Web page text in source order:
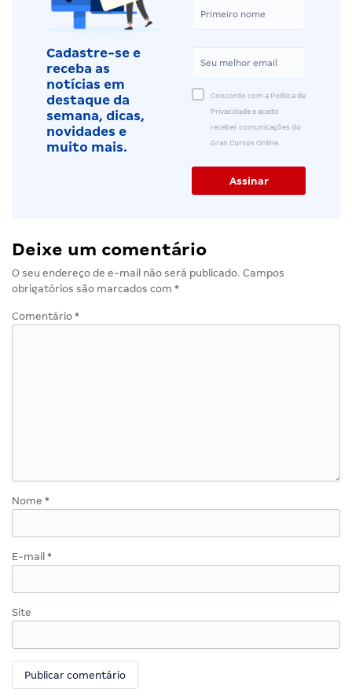
Cadastre-se e
receba as
notícias em
destaque da
semana, dicas,
novidades e
muito mais.
Concordo com a Política de
Privacidade e aceito
receber comunicações do
Gran Cursos Online.
Deixe um comentário
O seu endereço de e-mail não será publicado. Campos
obrigatórios são marcados com *
Comentário *
Nome *
E-mail *
Site